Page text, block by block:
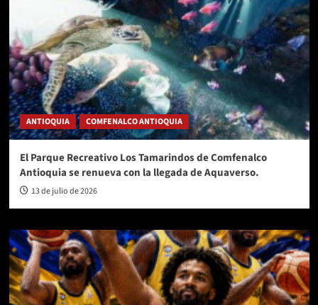
ANTIOQUIA COMFENALCO ANTIOQUIA
El Parque Recreativo Los Tamarindos de Comfenalco
Antioquia se renueva con la llegada de Aquaverso.
13 de julio de 2026